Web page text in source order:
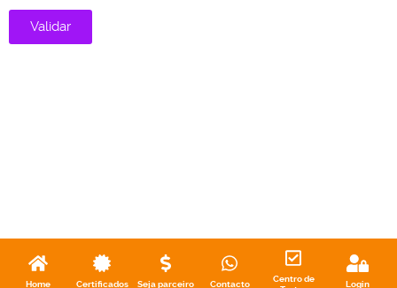
Validar
Home Certificados Seja parceiro Contacto
Centro de
Login